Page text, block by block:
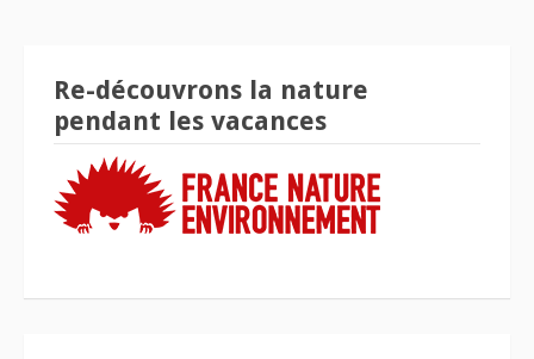
Re-découvrons la nature
pendant les vacances